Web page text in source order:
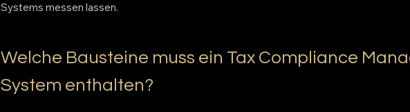
Systems messen lassen.
Welche Bausteine muss ein Tax Compliance
System enthalten?